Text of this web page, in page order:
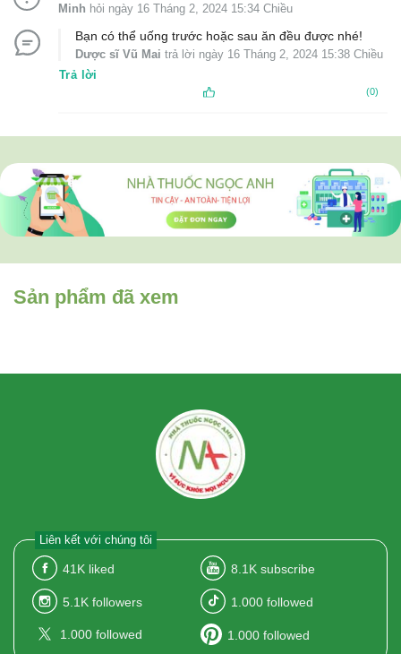
Minh hỏi ngày 16 Tháng 2, 2024 15:34 Chiều
Bạn có thể uống trước hoặc sau ăn đều được nhé!
Dược sĩ Vũ Mai trả lời ngày 16 Tháng 2, 2024 15:38 Chiều
Trả lời
(0)
Sản phẩm đã xem
Liên kết với chúng tôi
41K liked 8.1K subscribe
5.1K followers 1.000 followed
1.000 followed 1.000 followed